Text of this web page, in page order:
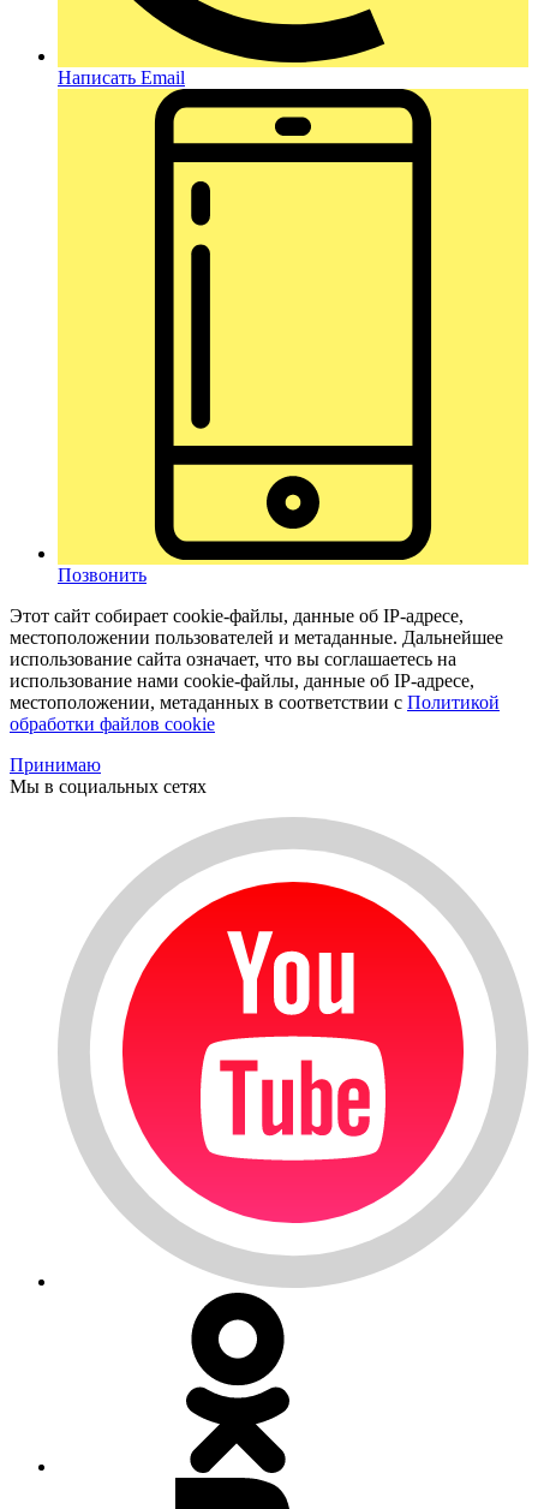
Написать Email
Позвонить
Этот сайт собирает cookie-файлы, данные об IP-адресе,
местоположении пользователей и метаданные. Дальнейшее
использование сайта означает, что вы соглашаетесь на
использование нами cookie-файлы, данные об IP-адресе,
местоположении, метаданных в соответствии с Политикой
обработки файлов cookie
Принимаю
Мы в социальных сетях